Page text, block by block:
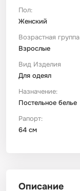
Пол:
Женский
Возрастная группа
Взрослые
Вид Изделия
Для одеял
Назначение:
Постельное белье
Рапорт:
64 см
Описание